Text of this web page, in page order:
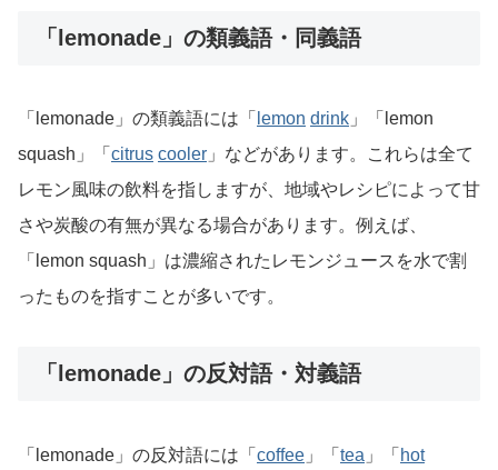
「lemonade」の類義語・同義語
「lemonade」の類義語には「 lemon drink 」「lemon
squash」「 citrus cooler 」などがあります。これらは全て
レモン風味の飲料を指しますが、地域やレシピによって甘
さや炭酸の有無が異なる場合があります。例えば、
「lemon squash」は濃縮されたレモンジュースを水で割
ったものを指すことが多いです。
「lemonade」の反対語・対義語
「lemonade」の反対語には「 coffee 」「 tea 」「 hot